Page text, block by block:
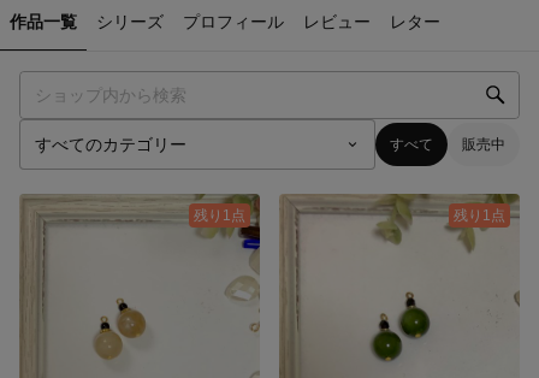
作品一覧 シリーズ プロフィール レビュー レター
すべて 販売中
残り1点 残り1点